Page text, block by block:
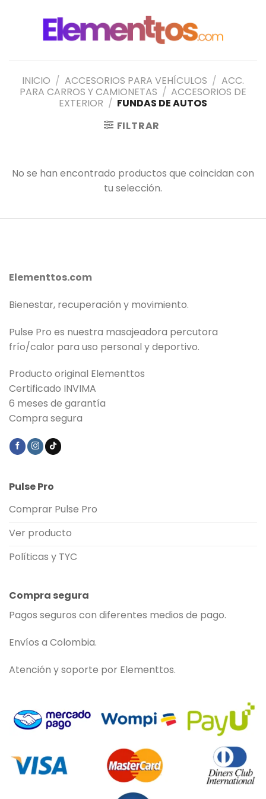
INICIO / ACCESORIOS PARA VEHÍCULOS / ACC.
PARA CARROS Y CAMIONETAS / ACCESORIOS DE
EXTERIOR / FUNDAS DE AUTOS
FILTRAR
No se han encontrado productos que coincidan con
tu selección.
Elementtos.com
Bienestar, recuperación y movimiento.
Pulse Pro es nuestra masajeadora percutora
frío/calor para uso personal y deportivo.
Producto original Elementtos
Certificado INVIMA
6 meses de garantía
Compra segura
Pulse Pro
Comprar Pulse Pro
Ver producto
Políticas y TYC
Compra segura
Pagos seguros con diferentes medios de pago.
Envíos a Colombia.
Atención y soporte por Elementtos.